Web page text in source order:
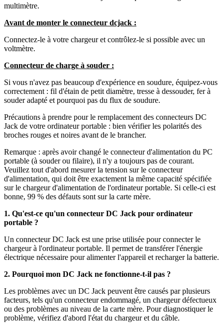
multimètre.
Avant de monter le connecteur dcjack :
Connectez-le à votre chargeur et contrôlez-le si possible avec un
voltmètre.
Connecteur de charge à souder :
Si vous n'avez pas beaucoup d'expérience en soudure, équipez-vous
correctement : fil d'étain de petit diamètre, tresse à dessouder, fer à
souder adapté et pourquoi pas du flux de soudure.
Précautions à prendre pour le remplacement des connecteurs DC
Jack de votre ordinateur portable : bien vérifier les polarités des
broches rouges et noires avant de le brancher.
Remarque : après avoir changé le connecteur d'alimentation du PC
portable (à souder ou filaire), il n'y a toujours pas de courant.
Veuillez tout d'abord mesurer la tension sur le connecteur
d'alimentation, qui doit être exactement la même capacité spécifiée
sur le chargeur d'alimentation de l'ordinateur portable. Si celle-ci est
bonne, 99 % des défauts sont sur la carte mère.
1. Qu'est-ce qu'un connecteur DC Jack pour ordinateur
portable ?
Un connecteur DC Jack est une prise utilisée pour connecter le
chargeur à l'ordinateur portable. Il permet de transférer l'énergie
électrique nécessaire pour alimenter l'appareil et recharger la batterie.
2. Pourquoi mon DC Jack ne fonctionne-t-il pas ?
Les problèmes avec un DC Jack peuvent être causés par plusieurs
facteurs, tels qu'un connecteur endommagé, un chargeur défectueux
ou des problèmes au niveau de la carte mère. Pour diagnostiquer le
problème, vérifiez d'abord l'état du chargeur et du câble.